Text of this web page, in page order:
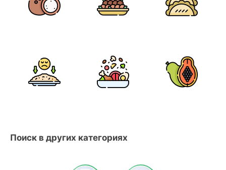
Поиск в других категориях